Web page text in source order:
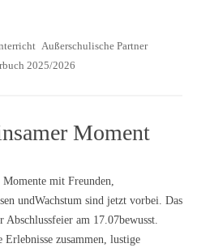
Außerschulische Partner
2025/2026
Moment
mit Freunden,
undWachstum sind jetzt vorbei. Das
Abschlussfeier am 17.07bewusst.
Erlebnisse zusammen, lustige